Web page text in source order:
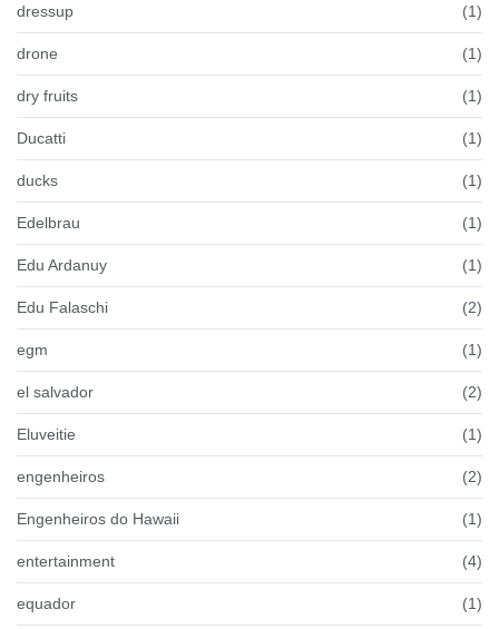
dressup (1)
drone (1)
dry fruits (1)
Ducatti (1)
ducks (1)
Edelbrau (1)
Edu Ardanuy (1)
Edu Falaschi (2)
egm (1)
el salvador (2)
Eluveitie (1)
engenheiros (2)
Engenheiros do Hawaii (1)
entertainment (4)
equador (1)